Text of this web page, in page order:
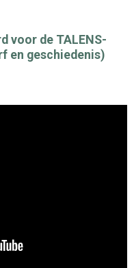
voor de TALENS-
en geschiedenis)